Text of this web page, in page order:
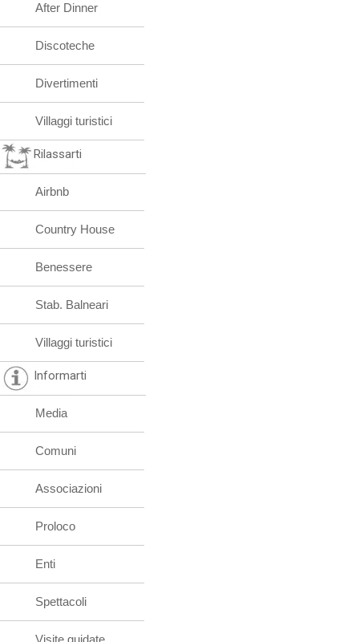
After Dinner
Discoteche
Divertimenti
Villaggi turistici
Rilassarti
Airbnb
Country House
Benessere
Stab. Balneari
Villaggi turistici
Informarti
Media
Comuni
Associazioni
Proloco
Enti
Spettacoli
Visite guidate